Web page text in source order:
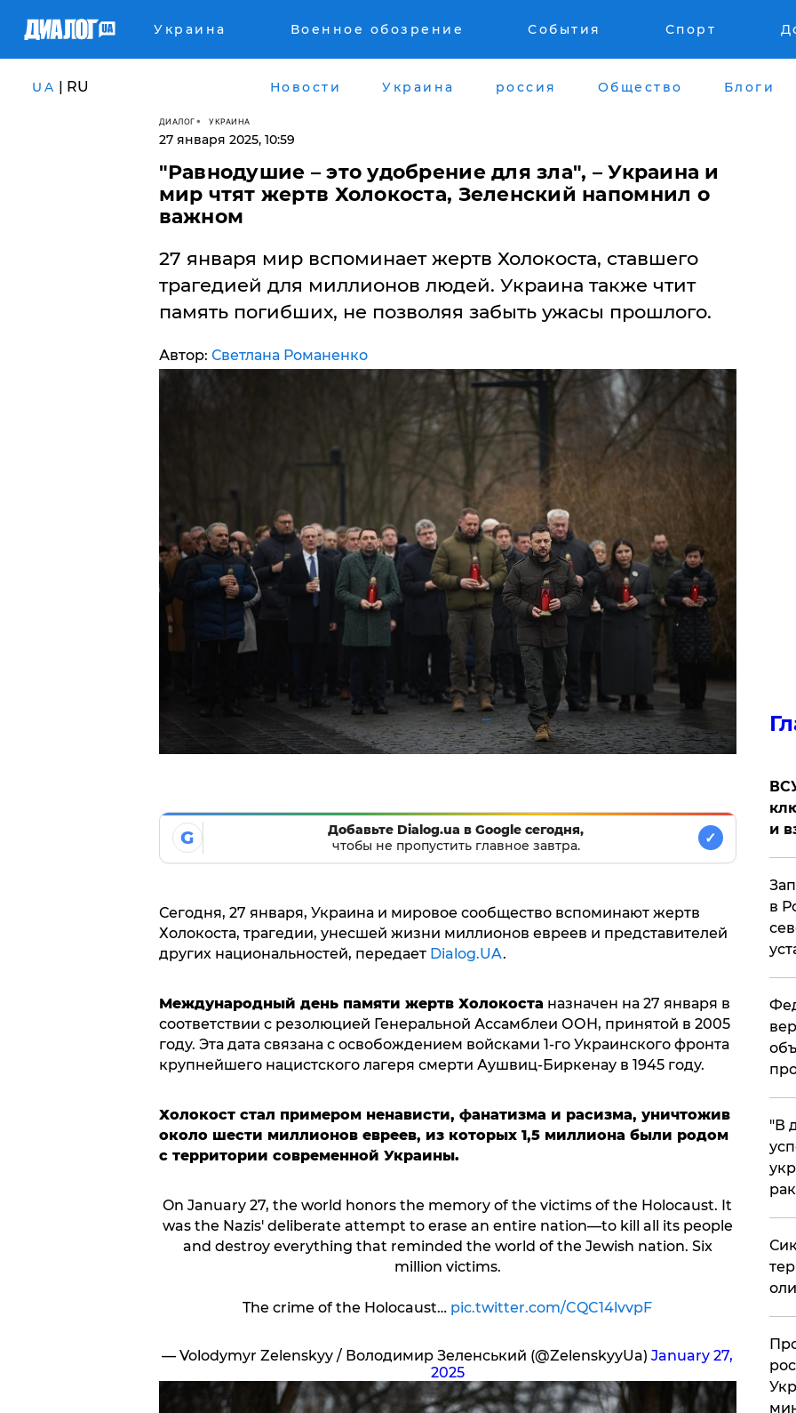
Украина Военное обозрение События Спорт
UA | RU Новости Украина россия Общество Блоги
ДИАЛОГ УКРАИНА
27 января 2025, 10:59
"Равнодушие – это удобрение для зла", – Украина и
мир чтят жертв Холокоста, Зеленский напомнил о
важном
27 января мир вспоминает жертв Холокоста, ставшего
трагедией для миллионов людей. Украина также чтит
память погибших, не позволяя забыть ужасы прошлого.
Автор: Светлана Романенко
G
Добавьте Dialog.ua в Google сегодня,
чтобы не пропустить главное завтра.
✓
Сегодня, 27 января, Украина и мировое сообщество вспоминают жертв
Холокоста, трагедии, унесшей жизни миллионов евреев и представителей
других национальностей, передает Dialog.UA.
Международный день памяти жертв Холокоста назначен на 27 января в
соответствии с резолюцией Генеральной Ассамблеи ООН, принятой в 2005
году. Эта дата связана с освобождением войсками 1-го Украинского фронта
крупнейшего нацистского лагеря смерти Аушвиц-Биркенау в 1945 году.
Холокост стал примером ненависти, фанатизма и расизма, уничтожив
около шести миллионов евреев, из которых 1,5 миллиона были родом
с территории современной Украины.
On January 27, the world honors the memory of the victims of the Holocaust. It
was the Nazis' deliberate attempt to erase an entire nation—to kill all its people
and destroy everything that reminded the world of the Jewish nation. Six
million victims.
The crime of the Holocaust… pic.twitter.com/CQC14lvvpF
— Volodymyr Zelenskyy / Володимир Зеленський (@ZelenskyyUa) January 27,
2025
и
в
​"В